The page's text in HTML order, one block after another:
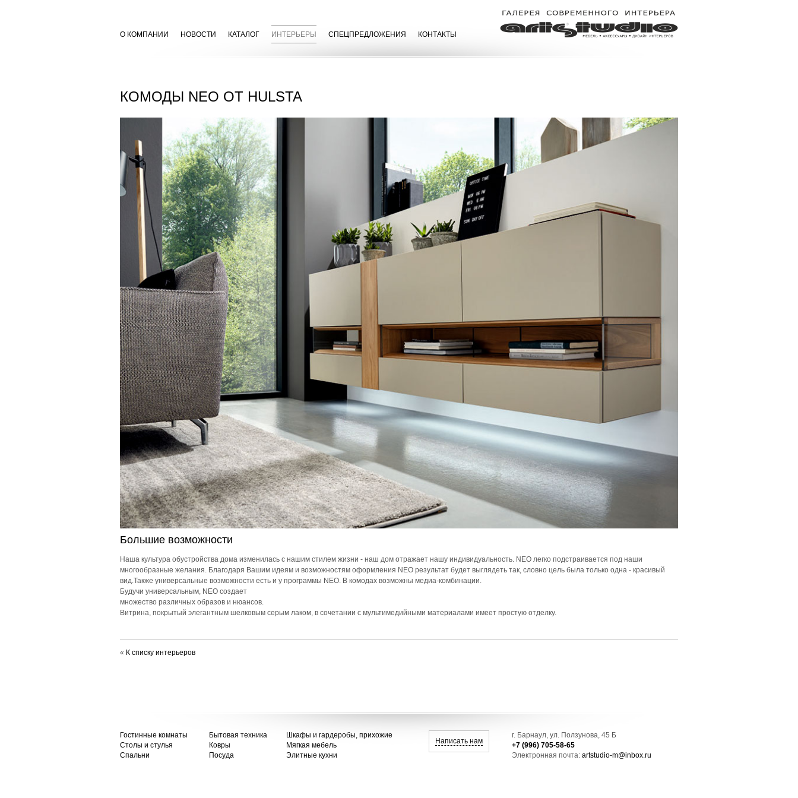
О КОМПАНИИ НОВОСТИ КАТАЛОГ ИНТЕРЬЕРЫ СПЕЦПРЕДЛОЖЕНИЯ КОНТАКТЫ
КОМОДЫ NEO ОТ HULSTA
Большие возможности
Наша культура обустройства дома изменилась с нашим стилем жизни - наш дом отражает нашу индивидуальность. NEO легко подстраивается под наши
многообразные желания. Благодаря Вашим идеям и возможностям оформления NEO результат будет выглядеть так, словно цель была только одна - красивый
вид.Также универсальные возможности есть и у программы NEO. В комодах возможны медиа-комбинации.
Будучи универсальным, NEO создает
множество различных образов и нюансов.
Витрина, покрытый элегантным шелковым серым лаком, в сочетании с мультимедийными материалами имеет простую отделку.
« К списку интерьеров
Гостинные комнаты
Столы и стулья
Спальни
Бытовая техника
Ковры
Посуда
Шкафы и гардеробы, прихожие
Мягкая мебель
Элитные кухни
Написать нам
г. Барнаул, ул. Ползунова, 45 Б
+7 (996) 705-58-65
Электронная почта: artstudio-m@inbox.ru